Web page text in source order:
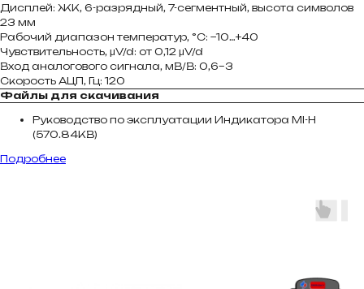
Дисплей: ЖК, 6-разрядный, 7-сегментный, высота символов
23 мм
Рабочий диапазон температур, °C: −10…+40
Чувствительность, μV/d: от 0,12 μV/d
Вход аналогового сигнала, мВ/В: 0,6–3
Скорость АЦП, Гц: 120
Файлы для скачивания
Руководство по эксплуатации Индикатора MI-H
(570.84KB)
Подробнее